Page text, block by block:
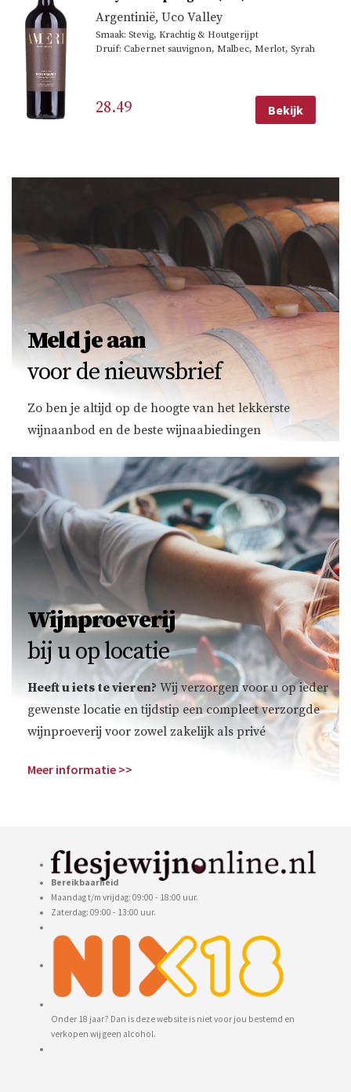
Argentinië, Uco Valley
Smaak: Stevig, Krachtig & Houtgerijpt
Druif: Cabernet sauvignon, Malbec, Merlot, Syrah
28.49 Bekijk
Meld je aan
voor de nieuwsbrief
Zo ben je altijd op de hoogte van het lekkerste
wijnaanbod en de beste wijnaabiedingen
Wijnproeverij
bij u op locatie
Heeft u iets te vieren? Wij verzorgen voor u op ieder
gewenste locatie en tijdstip een compleet verzorgde
wijnproeverij voor zowel zakelijk als privé
Meer informatie >>
Bereikbaarheid
Maandag t/m vrijdag: 09:00 - 18:00 uur.
Zaterdag: 09:00 - 13:00 uur.
Onder 18 jaar? Dan is deze website is niet voor jou bestemd en
verkopen wij geen alcohol.